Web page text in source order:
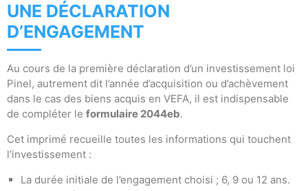
UNE DÉCLARATION
D’ENGAGEMENT
Au cours de la première déclaration d’un investissement loi
Pinel, autrement dit l’année d’acquisition ou d’achèvement
dans le cas des biens acquis en VEFA, il est indispensable
de compléter le formulaire 2044eb.
Cet imprimé recueille toutes les informations qui touchent
l’investissement :
La durée initiale de l’engagement choisi ; 6, 9 ou 12 ans.